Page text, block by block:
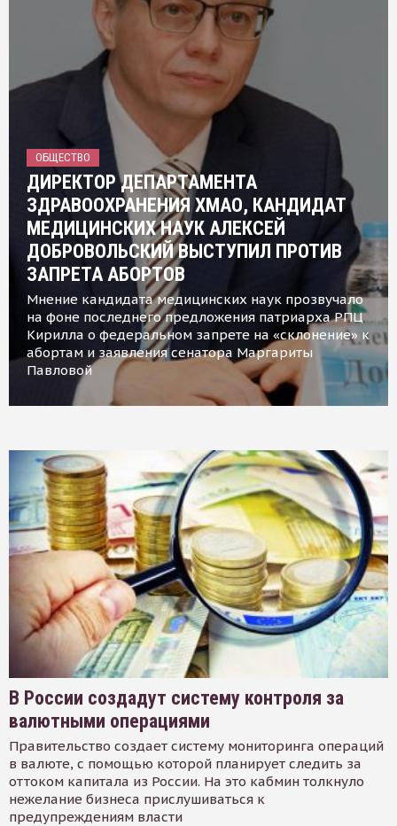
ОБЩЕСТВО
ДИРЕКТОР ДЕПАРТАМЕНТА
ЗДРАВООХРАНЕНИЯ ХМАО, КАНДИДАТ
МЕДИЦИНСКИХ НАУК АЛЕКСЕЙ
ДОБРОВОЛЬСКИЙ ВЫСТУПИЛ ПРОТИВ
ЗАПРЕТА АБОРТОВ
Мнение кандидата медицинских наук прозвучало
на фоне последнего предложения патриарха РПЦ
Кирилла о федеральном запрете на «склонение» к
абортам и заявления сенатора Маргариты
Павловой
В России создадут систему контроля за
валютными операциями
Правительство создает систему мониторинга операций
в валюте, с помощью которой планирует следить за
оттоком капитала из России. На это кабмин толкнуло
нежелание бизнеса прислушиваться к
предупреждениям власти